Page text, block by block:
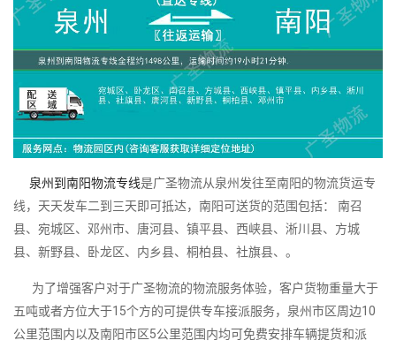
泉州到南阳物流专线是广圣物流从泉州发往至南阳的物流货运专
线，天天发车二到三天即可抵达，南阳可送货的范围包括： 南召
县、宛城区、邓州市、唐河县、镇平县、西峡县、淅川县、方城
县、新野县、卧龙区、内乡县、桐柏县、社旗县、。
为了增强客户对于广圣物流的物流服务体验，客户货物重量大于
五吨或者方位大于15个方的可提供专车接派服务，泉州市区周边10
公里范围内以及南阳市区5公里范围内均可免费安排车辆提货和派